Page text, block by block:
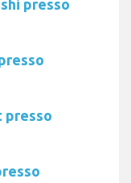
presso
presso